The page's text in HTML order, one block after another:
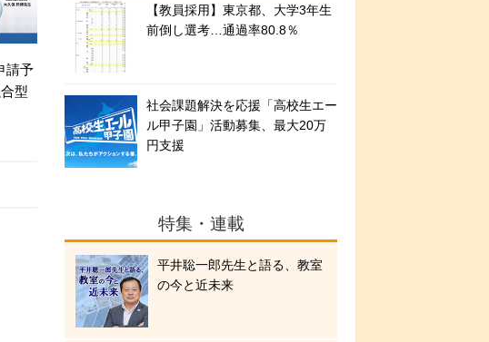
請予
型
【教員採用】東京都、大学3年生
前倒し選考…通過率80.8％
社会課題解決を応援「高校生エー
ル甲子園」活動募集、最大20万
円支援
特集・連載
平井聡一郎先生と語る、教室
の今と近未来